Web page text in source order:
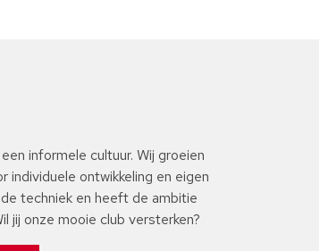
informele cultuur. Wij groeien
individuele ontwikkeling en eigen
techniek en heeft de ambitie
jij onze mooie club versterken?